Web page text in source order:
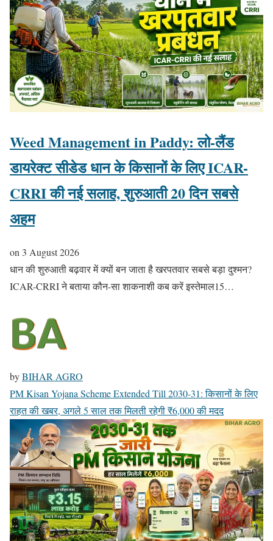
Weed Management in Paddy: लो-लैंड
डायरेक्ट सीडेड धान के किसानों के लिए ICAR-
CRRI की नई सलाह, शुरुआती 20 दिन सबसे
अहम
on 3 August 2026
धान की शुरुआती बढ़वार में क्यों बन जाता है खरपतवार सबसे बड़ा दुश्मन?
ICAR-CRRI ने बताया कौन-सा शाकनाशी कब करें इस्तेमाल15…
byBIHAR AGRO
PM Kisan Yojana Scheme Extended Till 2030-31: किसानों के लिए
राहत की खबर, अगले 5 साल तक मिलती रहेगी ₹6,000 की मदद